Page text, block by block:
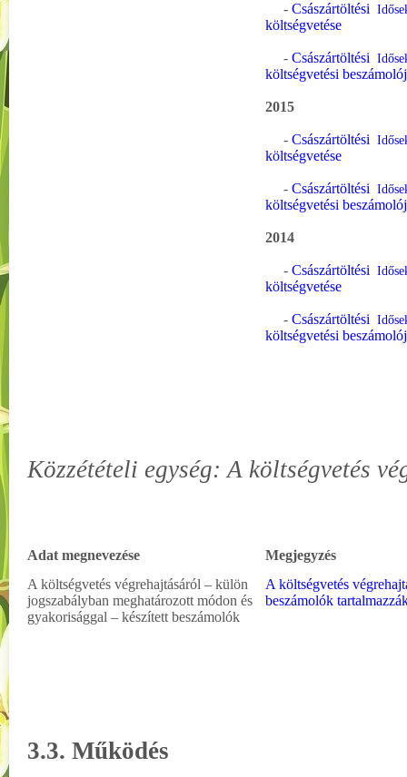
- Császártöltési
költségvetése
- Császártöltési
költségvetési
2015
- Császártöltési
költségvetése
- Császártöltési
költségvetési
2014
- Császártöltési
költségvetése
- Császártöltési
költségvetési
Közzétételi egység: A költségvetés
Adat megnevezése
Megjegyzés
A költségvetés végrehajtásáról – külön
jogszabályban meghatározott módon és
gyakorisággal – készített beszámolók
A költségvetés
beszámolók
3.3. Működés